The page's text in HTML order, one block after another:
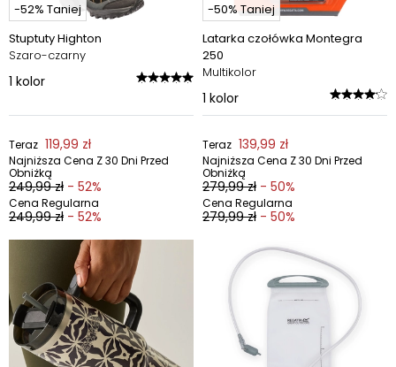
-52% Taniej
Stuptuty Highton
Szaro-czarny
1 kolor
Teraz 119,99 zł
Najniższa Cena Z 30 Dni Przed
Obniżką
249,99 zł - 52%
Cena Regularna
249,99 zł - 52%
-50% Taniej
Latarka czołówka Montegra
250
Multikolor
1 kolor
Teraz 139,99 zł
Najniższa Cena Z 30 Dni Przed
Obniżką
279,99 zł - 50%
Cena Regularna
279,99 zł - 50%